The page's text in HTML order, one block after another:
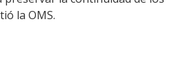
la OMS.